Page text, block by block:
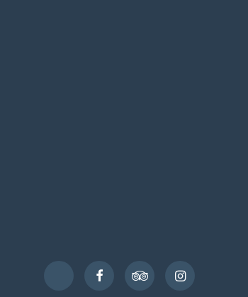
TikTok
FacebookTripAdvisorInstagram